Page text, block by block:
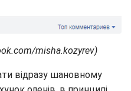
misha.kozyrev)
відразу шановному